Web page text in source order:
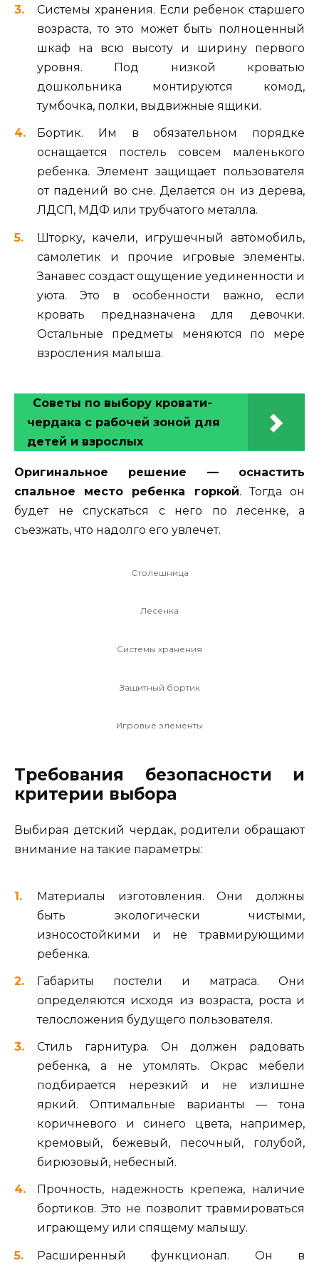
Системы хранения. Если ребенок старшего
возраста, то это может быть полноценный
шкаф на всю высоту и ширину первого
уровня. Под низкой кроватью
дошкольника монтируются комод,
тумбочка, полки, выдвижные ящики.
Бортик. Им в обязательном порядке
оснащается постель совсем маленького
ребенка. Элемент защищает пользователя
от падений во сне. Делается он из дерева,
ЛДСП, МДФ или трубчатого металла.
Шторку, качели, игрушечный автомобиль,
самолетик и прочие игровые элементы.
Занавес создаст ощущение уединенности и
уюта. Это в особенности важно, если
кровать предназначена для девочки.
Остальные предметы меняются по мере
взросления малыша.
Советы по выбору кровати-
чердака с рабочей зоной для
детей и взрослых
Оригинальное решение — оснастить
спальное место ребенка горкой. Тогда он
будет не спускаться с него по лесенке, а
съезжать, что надолго его увлечет.
Столешница
Лесенка
Системы хранения
Защитный бортик
Игровые элементы
Требования безопасности и
критерии выбора
Выбирая детский чердак, родители обращают
внимание на такие параметры:
Материалы изготовления. Они должны
быть экологически чистыми,
износостойкими и не травмирующими
ребенка.
Габариты постели и матраса. Они
определяются исходя из возраста, роста и
телосложения будущего пользователя.
Стиль гарнитура. Он должен радовать
ребенка, а не утомлять. Окрас мебели
подбирается нерезкий и не излишне
яркий. Оптимальные варианты — тона
коричневого и синего цвета, например,
кремовый, бежевый, песочный, голубой,
бирюзовый, небесный.
Прочность, надежность крепежа, наличие
бортиков. Это не позволит травмироваться
играющему или спящему малышу.
Расширенный функционал. Он в